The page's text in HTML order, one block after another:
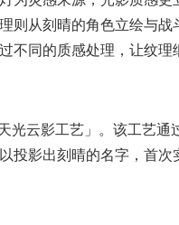
则从刻晴的角色立绘与战
不同的质感处理，让纹理
云影工艺」。该工艺通
投影出刻晴的名字，首次